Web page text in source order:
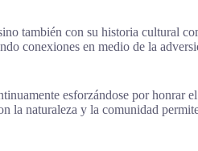
también con su historia cultural
conexiones en medio de la
esforzándose por honrar
la naturaleza y la comunidad